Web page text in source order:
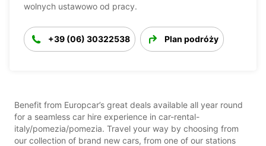
wolnych ustawowo od pracy.
+39 (06) 30322538 Plan podróży
Benefit from Europcar’s great deals available all year round
for a seamless car hire experience in car-rental-
italy/pomezia/pomezia. Travel your way by choosing from
our collection of brand new cars, from one of our stations